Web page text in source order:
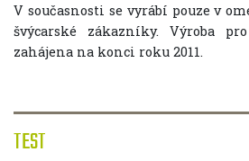
TEST
V současnosti se vyrábí pouze v
švýcarské zákazníky. Výroba
zahájena na konci roku 2011.